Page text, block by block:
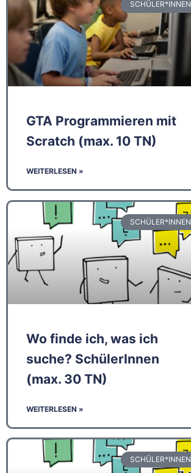
SCHÜLER*INNEN
GTA Programmieren mit
Scratch (max. 10 TN)
WEITERLESEN »
SCHÜLER*INNEN
Wo finde ich, was ich
suche? SchülerInnen
(max. 30 TN)
WEITERLESEN »
SCHÜLER*INNEN